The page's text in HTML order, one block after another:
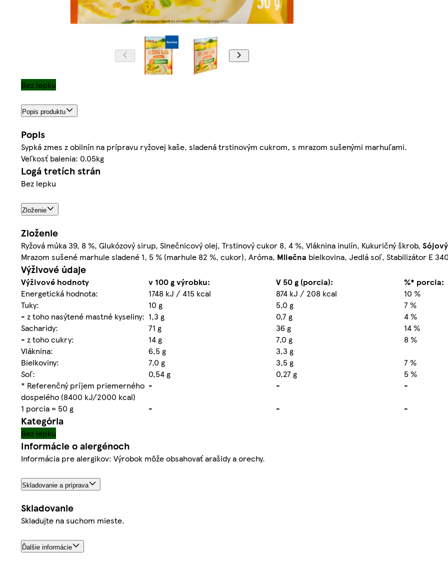
Bez lepku
Popis produktu
Popis
Sypká zmes z obilnín na prípravu ryžovej kaše, sladená trstinovým cukrom, s mrazom sušenými marhuľami.
Veľkosť balenia: 0.05kg
Logá tretích strán
Bez lepku
Zloženie
Zloženie
Ryžová múka 39, 8 %, Glukózový sirup, Slnečnicový olej, Trstinový cukor 8, 4 %, Vláknina inulín, Kukuričný škrob, Sójový
Mrazom sušené marhule sladené 1, 5 % (marhule 82 %, cukor), Aróma, Mliečna bielkovina, Jedlá soľ, Stabilizátor E
Výživové údaje
Výživové hodnoty v 100 g výrobku: V 50 g (porcia):
%* porcia:
Energetická hodnota:
1748 kJ / 415 kcal 874 kJ / 208 kcal
10 %
Tuky:
10 g 5,0 g
7 %
- z toho nasýtené mastné kyseliny: 1,3 g 0,7 g
4 %
Sacharidy:
71 g 36 g
14 %
- z toho cukry:
14 g 7,0 g
8 %
Vláknina:
6,5 g
3,3 g
Bielkoviny:
7,0 g 3,5 g
7 %
Soľ:
0,54 g 0,27 g
5 %
* Referenčný príjem priemerného
dospelého (8400 kJ/2000 kcal)
- -
-
1 porcia = 50 g
- - -
Kategória
Bez lepku
Informácie o alergénoch
Informácia pre alergikov: Výrobok môže obsahovať arašidy a orechy.
Skladovanie a príprava
Skladovanie
Skladujte na suchom mieste.
Ďalšie informácie